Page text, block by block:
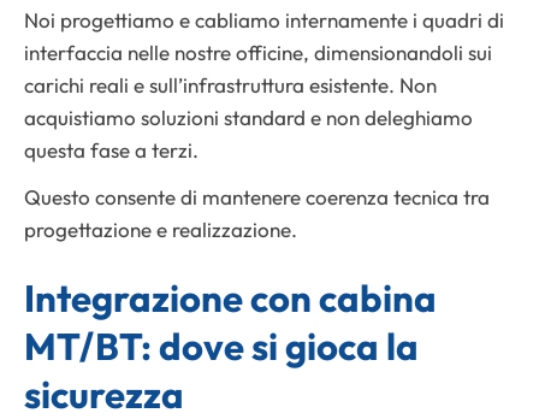
Noi progettiamo e cabliamo internamente i quadri di
interfaccia nelle nostre officine, dimensionandoli sui
carichi reali e sull’infrastruttura esistente. Non
acquistiamo soluzioni standard e non deleghiamo
questa fase a terzi.
Questo consente di mantenere coerenza tecnica tra
progettazione e realizzazione.
Integrazione con cabina
MT/BT: dove si gioca la
sicurezza